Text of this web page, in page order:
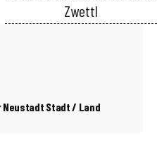
Zwettl
Neustadt Stadt / Land